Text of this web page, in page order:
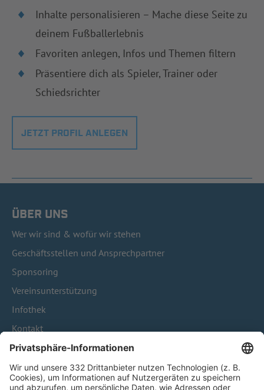
Inhalte personalisieren – Mache diese Seite zu
deinem Fußballerlebnis
Favoriten anlegen, Infos und Themen filtern
Präsentiere dich als Spieler, Trainer oder
Schiedsrichter
JETZT PROFIL ANLEGEN
ÜBER UNS
Wer wir sind & wofür wir stehen
Geschäftsstellen und Ansprechpartner
Sponsoring
Vereinsunterstützung
Infothek
Kontakt
HÄUFIG BESUCHTE SEITEN
Pässe und Vereinswechsel